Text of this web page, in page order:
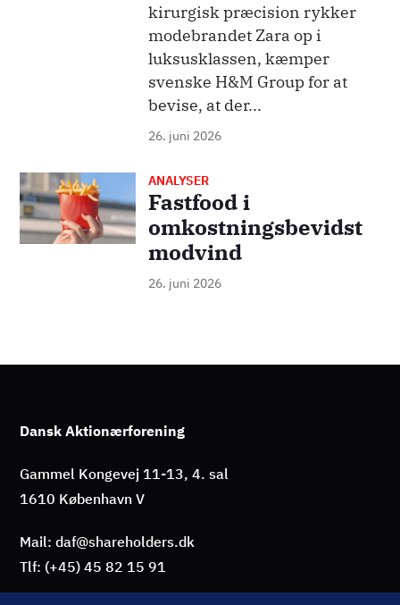
kirurgisk præcision rykker
modebrandet Zara op i
luksusklassen, kæmper
svenske H&M Group for at
bevise, at der...
26. juni 2026
Billede ANALYSER
Fastfood i
omkostningsbevidst
modvind
26. juni 2026
Dansk Aktionærforening
Gammel Kongevej 11-13, 4. sal
1610 København V
Mail: daf@shareholders.dk
Tlf: (+45) 45 82 15 91